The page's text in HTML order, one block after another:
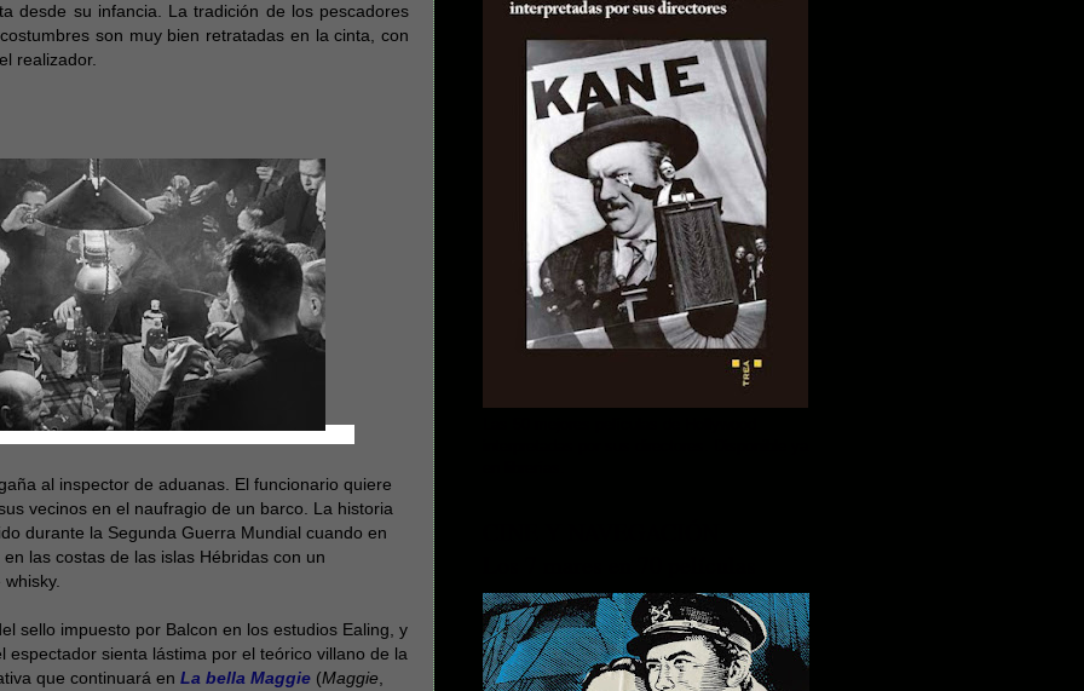
desde su infancia. La tradición de los pescadores
son muy bien retratadas en la cinta, con
realizador.
al inspector de aduanas. El funcionario quiere
vecinos en el naufragio de un barco. La historia
durante la Segunda Guerra Mundial cuando en
las costas de las islas Hébridas con un
sello impuesto por Balcon en los estudios Ealing, y
espectador sienta lástima por el teórico villano de la
que continuará en La bella Maggie (Maggie